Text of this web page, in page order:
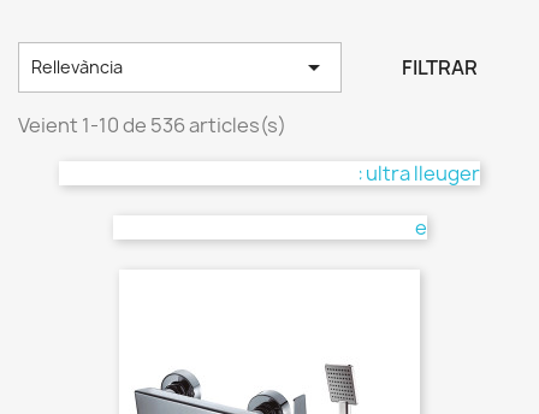
Rellevància  FILTRAR
Veient 1-10 de 536 articles(s)
Plat De Dutxa Pissarra Modern
Mosquitera Finestra Enrotllable